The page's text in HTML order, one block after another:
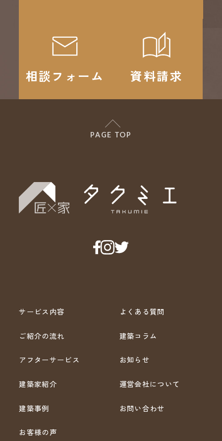
相談フォーム 資料請求
PAGE TOP
サービス内容
ご紹介の流れ
アフターサービス
建築家紹介
建築事例
お客様の声
よくある質問
建築コラム
お知らせ
運営会社について
お問い合わせ